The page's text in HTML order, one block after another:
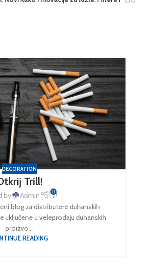
DECORATION
Trill!
by Admin 0
blog za distributere duhanskih
uključene u veleprodaju duhanskih
proizvo...
READING